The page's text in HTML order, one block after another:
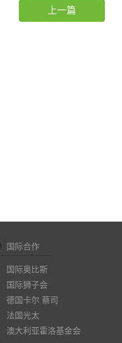
上一篇
国际合作
国际奥比斯
国际狮子会
德国卡尔 蔡司
法国光太
澳大利亚霍洛基金会